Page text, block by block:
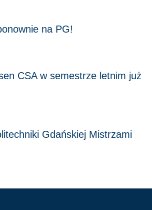
na PG!
CSA w semestrze letnim już
Gdańskiej Mistrzami